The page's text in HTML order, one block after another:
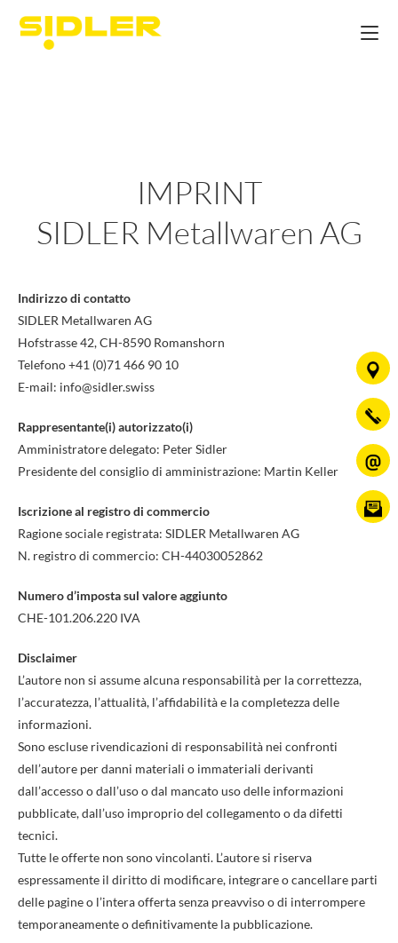
IMPRINT
SIDLER Metallwaren AG
Indirizzo di contatto
SIDLER Metallwaren AG
Hofstrasse 42, CH-8590 Romanshorn
Telefono +41 (0)71 466 90 10
E-mail: info@sidler.swiss
Rappresentante(i) autorizzato(i)
Amministratore delegato: Peter Sidler
Presidente del consiglio di amministrazione: Martin Keller
Iscrizione al registro di commercio
Ragione sociale registrata: SIDLER Metallwaren AG
N. registro di commercio: CH-44030052862
Numero d’imposta sul valore aggiunto
CHE-101.206.220 IVA
Disclaimer
L’autore non si assume alcuna responsabilità per la correttezza,
l’accuratezza, l’attualità, l’affidabilità e la completezza delle
informazioni.
Sono escluse rivendicazioni di responsabilità nei confronti
dell’autore per danni materiali o immateriali derivanti
dall’accesso o dall’uso o dal mancato uso delle informazioni
pubblicate, dall’uso improprio del collegamento o da difetti
tecnici.
Tutte le offerte non sono vincolanti. L’autore si riserva
espressamente il diritto di modificare, integrare o cancellare parti
delle pagine o l’intera offerta senza preavviso o di interrompere
temporaneamente o definitivamente la pubblicazione.